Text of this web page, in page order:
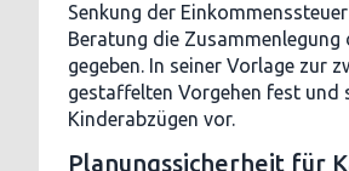
Senkung der
Beratung die
gegeben. In seiner Vorlage zur
gestaffelten Vorgehen fest und
Kinderabzügen vor.
Planungssicherheit für